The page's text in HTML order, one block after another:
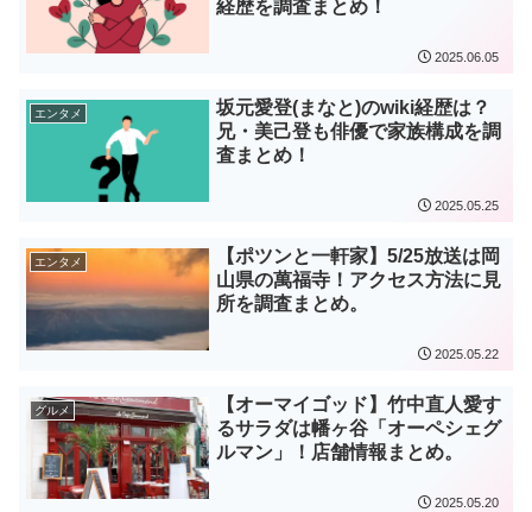
経歴を調査まとめ！
2025.06.05
エンタメ
坂元愛登(まなと)のwiki経歴は？
兄・美己登も俳優で家族構成を調
査まとめ！
2025.05.25
エンタメ
【ポツンと一軒家】5/25放送は岡
山県の萬福寺！アクセス方法に見
所を調査まとめ。
2025.05.22
グルメ
【オーマイゴッド】竹中直人愛す
るサラダは幡ヶ谷「オーペシェグ
ルマン」！店舗情報まとめ。
2025.05.20